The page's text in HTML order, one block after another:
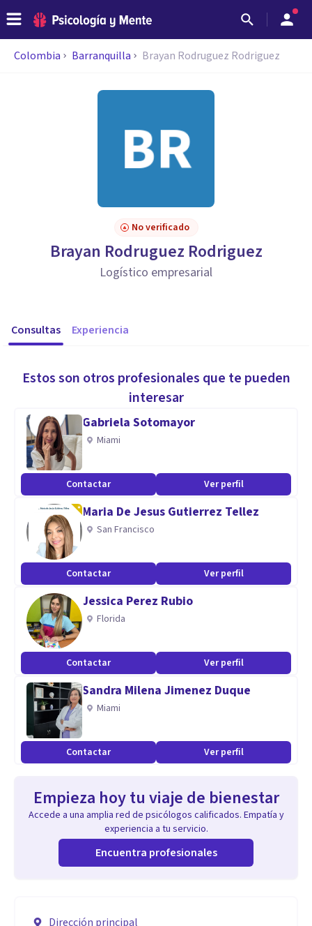
Colombia Barranquilla Brayan Rodruguez Rodriguez
No verificado
Brayan Rodruguez Rodriguez
Logístico empresarial
Consultas Experiencia
Estos son otros profesionales que te pueden
interesar
Gabriela Sotomayor
Miami
Contactar Ver perfil
Maria De Jesus Gutierrez Tellez
San Francisco
Contactar Ver perfil
Jessica Perez Rubio
Florida
Contactar Ver perfil
Sandra Milena Jimenez Duque
Miami
Contactar Ver perfil
Empieza hoy tu viaje de bienestar
Accede a una amplia red de psicólogos calificados. Empatía y
experiencia a tu servicio.
Encuentra profesionales
Dirección principal